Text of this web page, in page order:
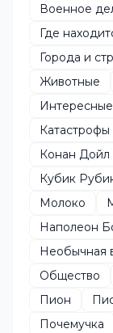
Военное
Где
Города и
Животные
Катастрофы
Конан Дойл
Кубик
Молоко
Наполеон
Необычная
Общество
Пион
Почемучка